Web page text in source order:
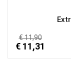
€ 11,90
€ 11,31